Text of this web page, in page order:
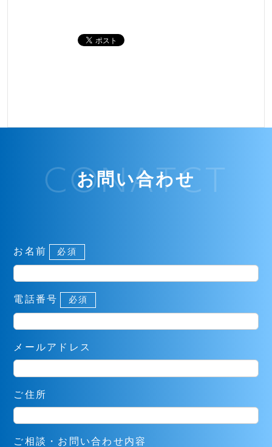
CONATCT
お問い合わせ
お名前 必須
電話番号 必須
メールアドレス
ご住所
ご相談・お問い合わせ内容